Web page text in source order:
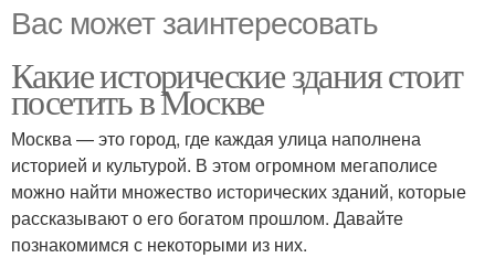
Вас может заинтересовать
Какие исторические здания стоит
посетить в Москве
Москва — это город, где каждая улица наполнена
историей и культурой. В этом огромном мегаполисе
можно найти множество исторических зданий, которые
рассказывают о его богатом прошлом. Давайте
познакомимся с некоторыми из них.